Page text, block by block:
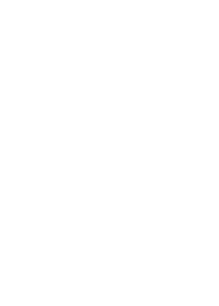
300 participants